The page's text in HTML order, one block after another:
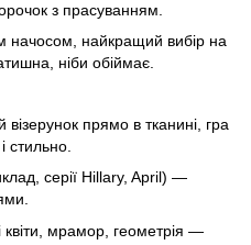
з прасуванням.
начосом, найкращий вибір на
ніби обіймає.
прямо в тканині, гра
стильно.
серії Hillary, April) —
мрамор, геометрія —